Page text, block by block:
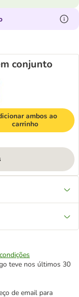
conjunto
ambos ao
carrinho
teve nos últimos 30
de email para